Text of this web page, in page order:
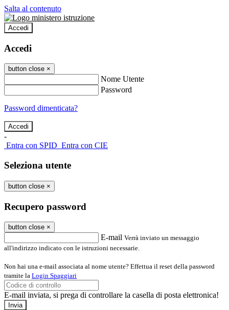
Salta al contenuto
Accedi
Accedi
button close ×
Nome Utente
Password
Password dimenticata?
-
Entra con SPID Entra con CIE
Seleziona utente
button close ×
Recupero password
button close ×
E-mail Verrà inviato un messaggio
all'indirizzo indicato con le istruzioni necessarie.
Non hai una e-mail associata al nome utente? Effettua il reset della password
tramite la Login Spaggiari
E-mail inviata, si prega di controllare la casella di posta elettronica!